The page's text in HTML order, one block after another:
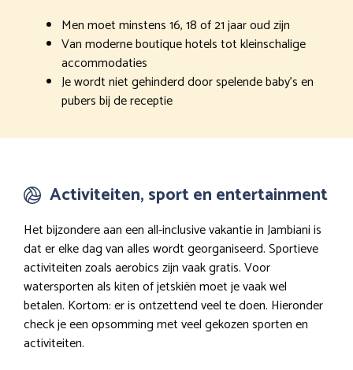
Men moet minstens 16, 18 of 21 jaar oud zijn
Van moderne boutique hotels tot kleinschalige
accommodaties
Je wordt niet gehinderd door spelende baby’s en
pubers bij de receptie
Activiteiten, sport en entertainment
Het bijzondere aan een all-inclusive vakantie in Jambiani is
dat er elke dag van alles wordt georganiseerd. Sportieve
activiteiten zoals aerobics zijn vaak gratis. Voor
watersporten als kiten of jetskiën moet je vaak wel
betalen. Kortom: er is ontzettend veel te doen. Hieronder
check je een opsomming met veel gekozen sporten en
activiteiten.